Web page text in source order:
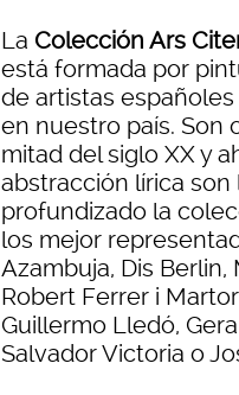
La Colección Ars
está formada por
de artistas
en nuestro país. Son
mitad del siglo XX y
abstracción lírica
profundizado la
los mejor
Azambuja, Dis
Robert Ferrer i
Guillermo Lledó,
Salvador Victoria o